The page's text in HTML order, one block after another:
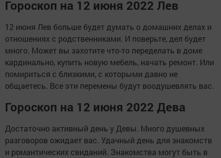
Гороскоп на 12 июня 2022 Лев
12 июня Лев больше будет думать о домашних делах и
отношениях с родственниками. И поверьте, дел будет
много. Может вы захотите что-то переделать в доме
кардинально, купить новую мебель, начать ремонт. Или
помириться с близкими, с которыми давно не
общаетесь. Все эти перемены будут воодушевлять вас.
Гороскоп на 12 июня 2022 Дева
Достаточно активный день у Девы. Много душевных
разговоров ожидает вас. Удачный день для знакомств
и романтических свиданий. Знакомства могут быть в